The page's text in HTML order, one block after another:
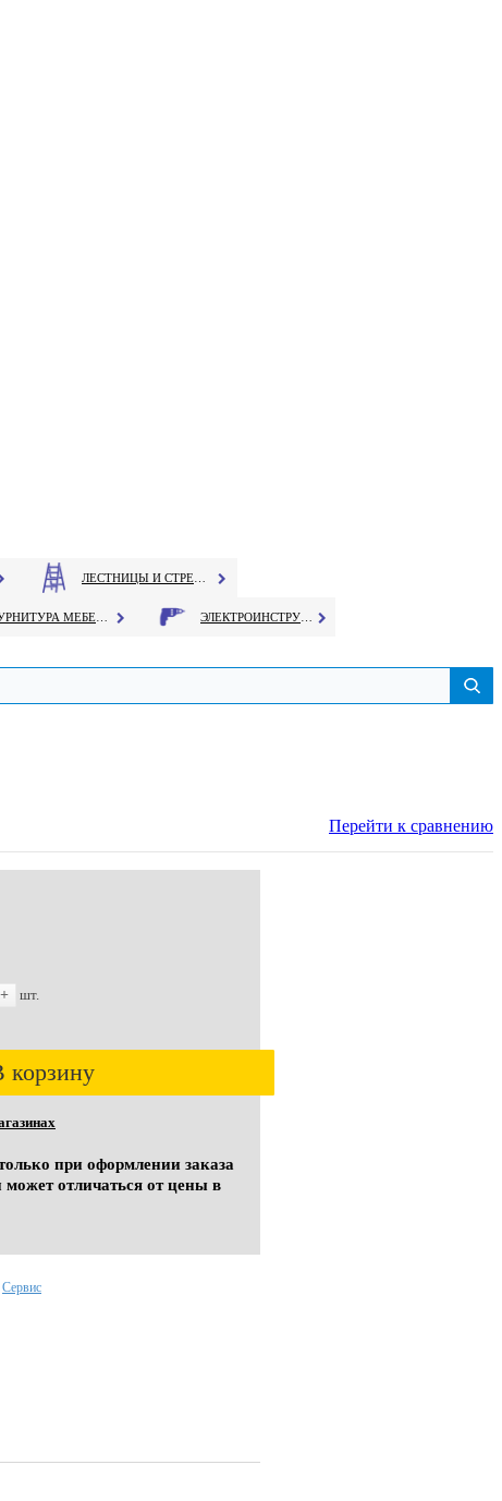
Перейти к сравнению
+
шт.
корзину
при оформлении заказа
может отличаться от цены в
Сервис